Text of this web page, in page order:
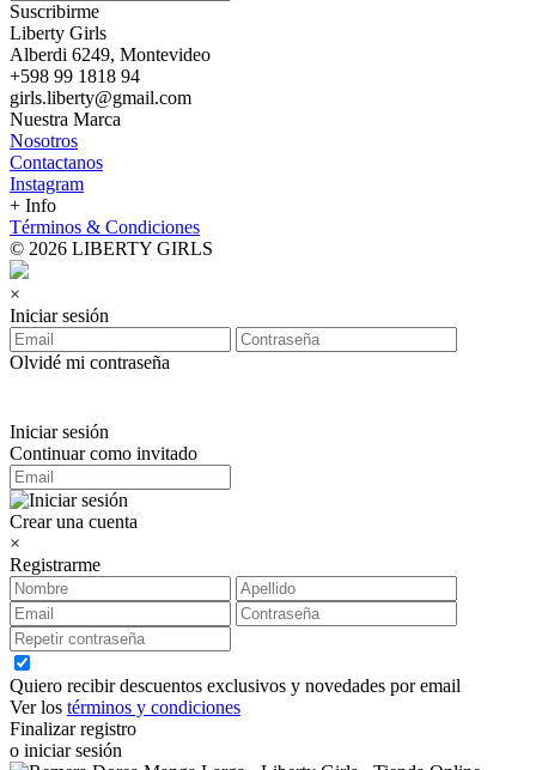
Suscribirme
Liberty Girls
Alberdi 6249, Montevideo
+598 99 1818 94
girls.liberty@gmail.com
Nuestra Marca
Nosotros
Contactanos
Instagram
+ Info
Términos & Condiciones
© 2026 LIBERTY GIRLS
×
Iniciar sesión
Olvidé mi contraseña
Iniciar sesión
Continuar como invitado
Crear una cuenta
×
Registrarme
Quiero recibir descuentos exclusivos y novedades por email
Ver los términos y condiciones
Finalizar registro
o iniciar sesión